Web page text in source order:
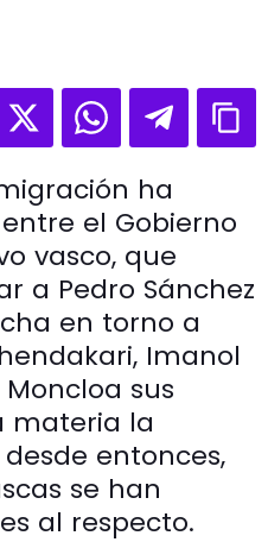
ha
el Gobierno
vasco, que
a Pedro Sánchez
en torno a
Imanol
sus
materia la
entonces,
se han
al respecto.